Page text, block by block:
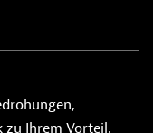
Ihrem Vorteil.